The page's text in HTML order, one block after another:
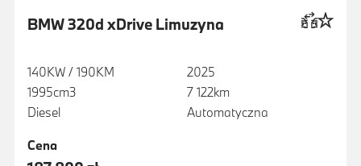
BMW 320d xDrive Limuzyna
140KW / 190KM
1995cm3
Diesel
2025
7 122km
Automatyczna
Cena